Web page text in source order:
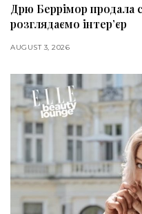
Дрю Беррімор продала
розглядаємо інтер’єр
AUGUST 3, 2026